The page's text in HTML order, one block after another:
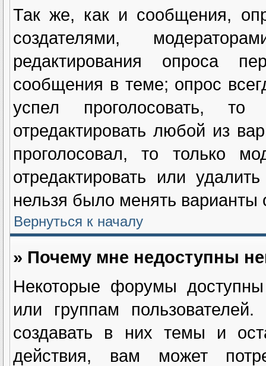
Так же, как и сообщения,
создателями,
редактирования опроса
сообщения в теме; опрос
успел проголосовать,
отредактировать любой из
проголосовал, то только
отредактировать или
нельзя было менять варианты
Вернуться к началу
» Почему мне недоступны
Некоторые форумы
или группам
создавать в них темы и
действия, вам может